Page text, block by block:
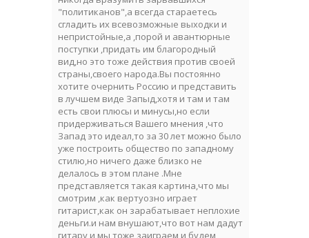
"политиканов",а всегда стараетесь
сгладить их всевозможные выходки и
непристойные,а ,порой и авантюрные
поступки ,придать им благородный
вид,но это тоже действия против своей
страны,своего народа.Вы постоянно
хотите очернить Россию и представить
в лучшем виде Запыд,хотя и там и там
есть свои плюсы и минусы,но если
придерживаться Вашего мнения ,что
Запад это идеал,то за 30 лет можно было
уже построить общество по западному
стилю,но ничего даже близко не
делалось в этом плане .Мне
представляется такая картина,что мы
смотрим ,как вертуозно играет
гитарист,как он зарабатывает неплохие
деньги.и нам внушают,что вот нам дадут
гитару и мы тоже заиграем и будем